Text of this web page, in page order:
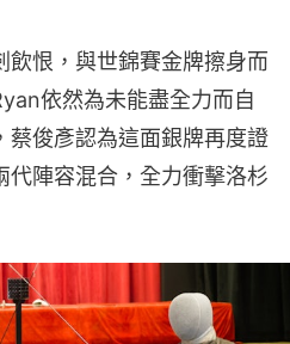
飲恨，與世錦賽金牌擦身而
依然為未能盡全力而自
蔡俊彥認為這面銀牌再度證
代陣容混合，全力衝擊洛杉